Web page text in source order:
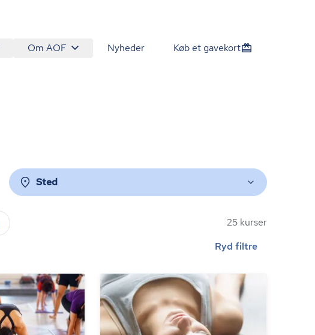
Om AOF Nyheder Køb et gavekort
Sted
25 kurser
Ryd filtre